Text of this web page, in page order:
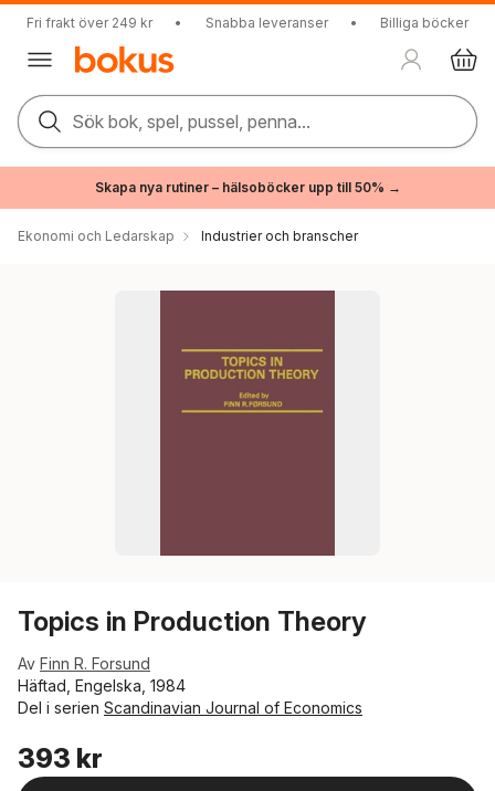
Fri frakt över 249 kr • Snabba leveranser • Billiga böcker
Sök bok, spel, pussel, penna...
Skapa nya rutiner – hälsoböcker upp till 50% →
Ekonomi och Ledarskap Industrier och branscher
Topics in Production Theory
Av Finn R. Forsund
Häftad, Engelska, 1984
Del i serien Scandinavian Journal of Economics
393 kr